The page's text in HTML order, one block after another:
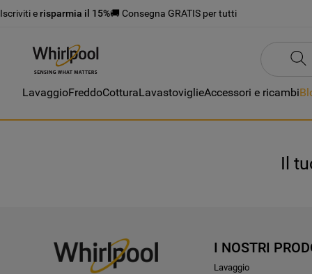
Iscriviti e risparmia il 15%🚚 Consegna GRATIS per tutti
LavaggioFreddoCotturaLavastoviglieAccessori e ricambi
Il
I NOSTRI
Lavaggio